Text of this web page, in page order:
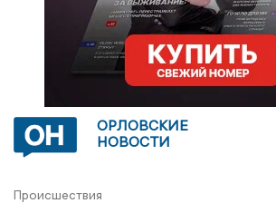
ОРЛОВСКИЕ
НОВОСТИ
Происшествия